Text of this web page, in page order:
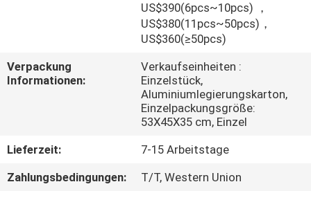
EIN
ZITAT
US$390(6pcs~10pcs) ，
US$380(11pcs~50pcs)，
US$360(≥50pcs)
Verpackung
Informationen:
Verkaufseinheiten :
Einzelstück,
Aluminiumlegierungskarton,
Einzelpackungsgröße:
53X45X35 cm, Einzel
Lieferzeit:
7-15 Arbeitstage
Zahlungsbedingungen:
T/T, Western Union